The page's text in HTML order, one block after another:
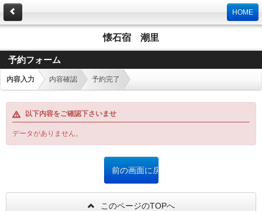
HOME
懐石宿 潮里
予約フォーム
内容入力 内容確認 予約完了
以下内容をご確認下さいませ
データがありません。
このページのTOPへ